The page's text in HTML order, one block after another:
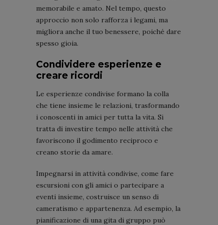
memorabile e amato. Nel tempo, questo
approccio non solo rafforza i legami, ma
migliora anche il tuo benessere, poiché dare
spesso gioia.
Condividere esperienze e
creare ricordi
Le esperienze condivise formano la colla
che tiene insieme le relazioni, trasformando
i conoscenti in amici per tutta la vita. Si
tratta di investire tempo nelle attività che
favoriscono il godimento reciproco e
creano storie da amare.
Impegnarsi in attività condivise, come fare
escursioni con gli amici o partecipare a
eventi insieme, costruisce un senso di
cameratismo e appartenenza. Ad esempio, la
pianificazione di una gita di gruppo può